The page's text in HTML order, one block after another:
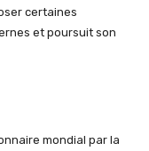
certaines
et poursuit son
mondial par la